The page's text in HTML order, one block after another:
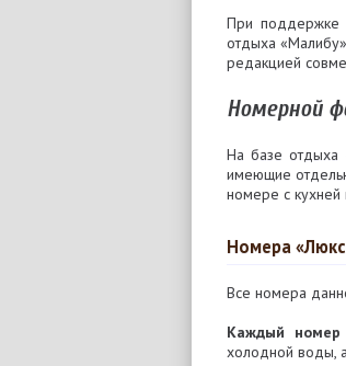
При поддержке
отдыха
редакцией
Номерной
На базе отдыха
имеющие
номере с кухней
Номера
Все номера
Каждый номер
холодной воды,